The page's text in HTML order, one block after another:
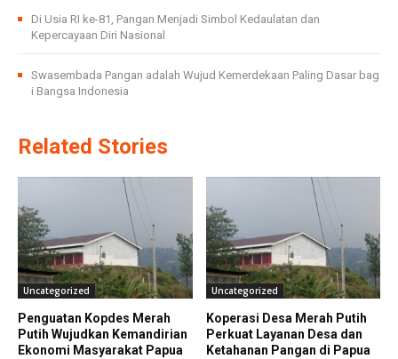
Di Usia RI ke-81, Pangan Menjadi Simbol Kedaulatan dan
Kepercayaan Diri Nasional
Swasembada Pangan adalah Wujud Kemerdekaan Paling Dasar bag
i Bangsa Indonesia
Related Stories
Uncategorized
Penguatan Kopdes Merah
Putih Wujudkan Kemandirian
Ekonomi Masyarakat Papua
Uncategorized
Koperasi Desa Merah Putih
Perkuat Layanan Desa dan
Ketahanan Pangan di Papua